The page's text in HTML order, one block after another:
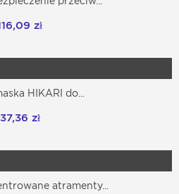
zł
HIKARI do...
37,36 zł
atramenty...